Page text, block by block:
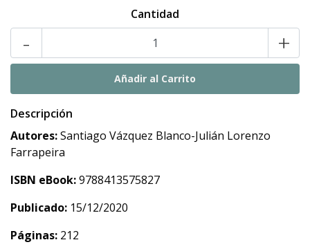
Cantidad
- +
Descripción
Autores:Santiago Vázquez Blanco-Julián Lorenzo
Farrapeira
ISBN eBook:9788413575827
Publicado: 15/12/2020
Páginas: 212